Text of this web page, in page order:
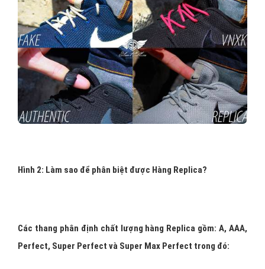
Hình 2: Làm sao để phân biệt được Hàng Replica?
Các thang phân định chất lượng hàng Replica gồm: A, AAA,
Perfect, Super Perfect và Super Max Perfect trong đó: